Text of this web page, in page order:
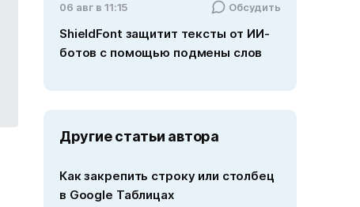
06 авг в 11:15 Обсудить
ShieldFont защитит тексты от ИИ-
ботов с помощью подмены слов
Другие статьи автора
Как закрепить строку или столбец
в Google Таблицах